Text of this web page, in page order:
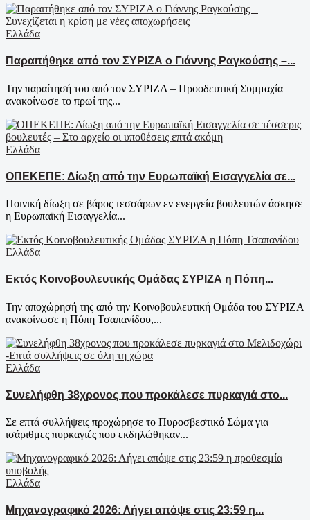
Ελλάδα
Παραιτήθηκε από τον ΣΥΡΙΖΑ ο Γιάννης Ραγκούσης –...
Την παραίτησή του από τον ΣΥΡΙΖΑ – Προοδευτική Συμμαχία
ανακοίνωσε το πρωί της...
Ελλάδα
ΟΠΕΚΕΠΕ: Δίωξη από την Ευρωπαϊκή Εισαγγελία σε...
Ποινική δίωξη σε βάρος τεσσάρων εν ενεργεία βουλευτών άσκησε
η Ευρωπαϊκή Εισαγγελία...
Ελλάδα
Εκτός Κοινοβουλευτικής Ομάδας ΣΥΡΙΖΑ η Πόπη...
Την αποχώρησή της από την Κοινοβουλευτική Ομάδα του ΣΥΡΙΖΑ
ανακοίνωσε η Πόπη Τσαπανίδου,...
Ελλάδα
Συνελήφθη 38χρονος που προκάλεσε πυρκαγιά στο...
Σε επτά συλλήψεις προχώρησε το Πυροσβεστικό Σώμα για
ισάριθμες πυρκαγιές που εκδηλώθηκαν...
Ελλάδα
Μηχανογραφικό 2026: Λήγει απόψε στις 23:59 η...